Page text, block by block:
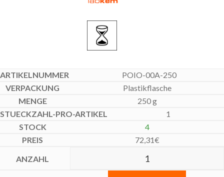
POIO-00A-250
Plastikflasche
250 g
1
4
72,31€